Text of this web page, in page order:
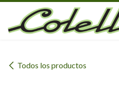
Ir al contenido
Todos los productos